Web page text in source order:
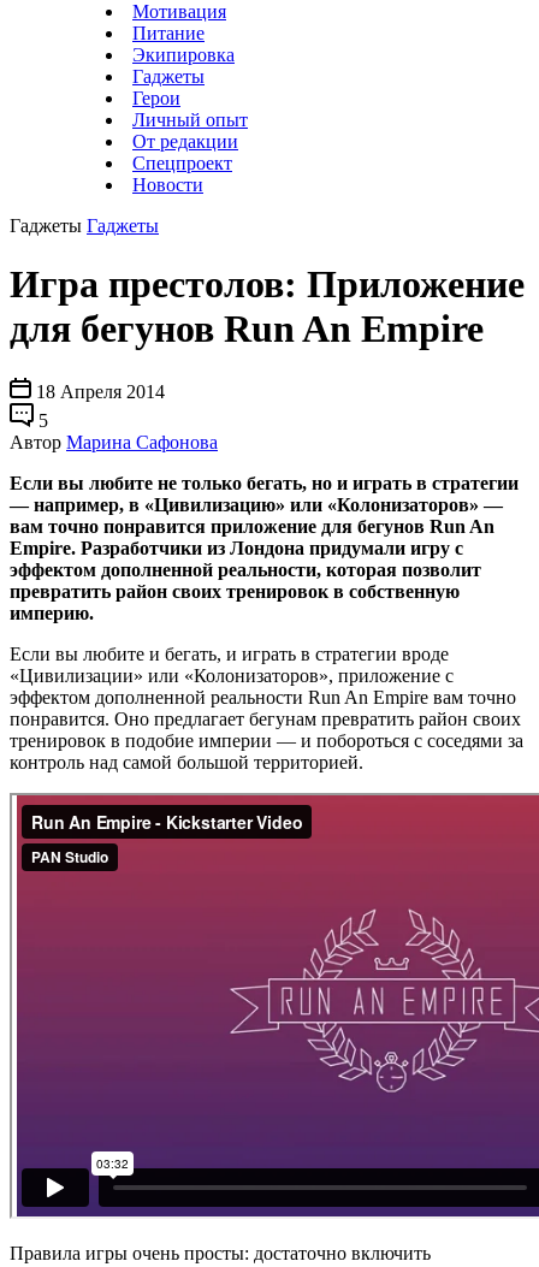
Мотивация
Питание
Экипировка
Гаджеты
Герои
Личный опыт
От редакции
Спецпроект
Новости
Гаджеты Гаджеты
Игра престолов: Приложение
для бегунов Run An Empire
18 Апреля 2014
5
Автор Марина Сафонова
Если вы любите не только бегать, но и играть в стратегии
— например, в «Цивилизацию» или «Колонизаторов» —
вам точно понравится приложение для бегунов Run An
Empire. Разработчики из Лондона придумали игру с
эффектом дополненной реальности, которая позволит
превратить район своих тренировок в собственную
империю.
Если вы любите и бегать, и играть в стратегии вроде
«Цивилизации» или «Колонизаторов», приложение с
эффектом дополненной реальности Run An Empire вам точно
понравится. Оно предлагает бегунам превратить район своих
тренировок в подобие империи — и побороться с соседями за
контроль над самой большой территорией.
Правила игры очень просты: достаточно включить